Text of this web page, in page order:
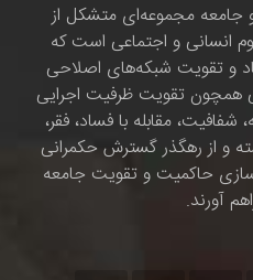
جامعه مجموعه‌ای متشکل از
انسانی و اجتماعی است که
و تقویت شبکه‌های اصلاحی
همچون تقویت ظرفیت اجرایی
مقابله با فساد، فقر،
و از رهگذر گسترش حکمرانی
حاکمیت و تقویت جامعه
آورند.